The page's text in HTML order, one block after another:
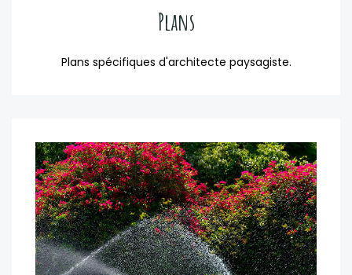
Plans
Plans spécifiques d'architecte paysagiste.